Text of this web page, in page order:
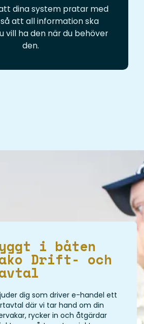
dina system pratar med
att all information ska
vill ha den när du behöver
den.
i båten
Drift- och
dig som driver e-handel ett
där vi tar hand om din
rycker in och åtgärdar